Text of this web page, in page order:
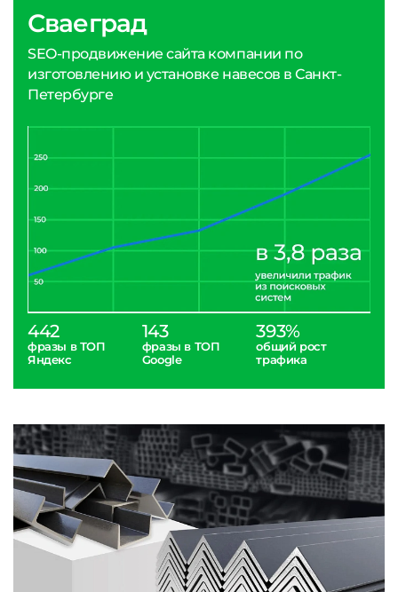
Сваеград
SEO-продвижение сайта компании по
изготовлению и установке навесов в Санкт-
Петербурге
442
фразы в ТОП
Яндекс
143
фразы в ТОП
Google
393%
общий рост
трафика